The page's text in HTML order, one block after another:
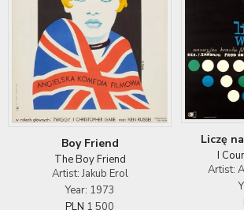
Boy Friend
The Boy Friend
Artist: Jakub Erol
Year: 1973
PLN 1 500
Liczę
I
Artist: